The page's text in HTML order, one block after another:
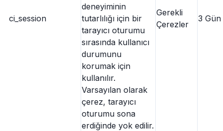
ci_session
deneyiminin
tutarlılığı için bir
tarayıcı oturumu
sırasında kullanıcı
durumunu
korumak için
kullanılır.
Varsayılan olarak
çerez, tarayıcı
oturumu sona
erdiğinde yok edilir.
Gerekli
Çerezler
3 Gün